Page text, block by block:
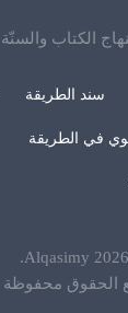
الكتاب والسنّة
سند الطريقة
في الطريقة
2026
Alqasimy
.
الحقوق محفوظة